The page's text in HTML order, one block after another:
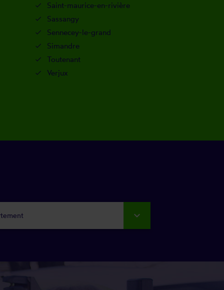
Saint-maurice-en-rivière
Sassangy
Sennecey-le-grand
Simandre
Toutenant
Verjux